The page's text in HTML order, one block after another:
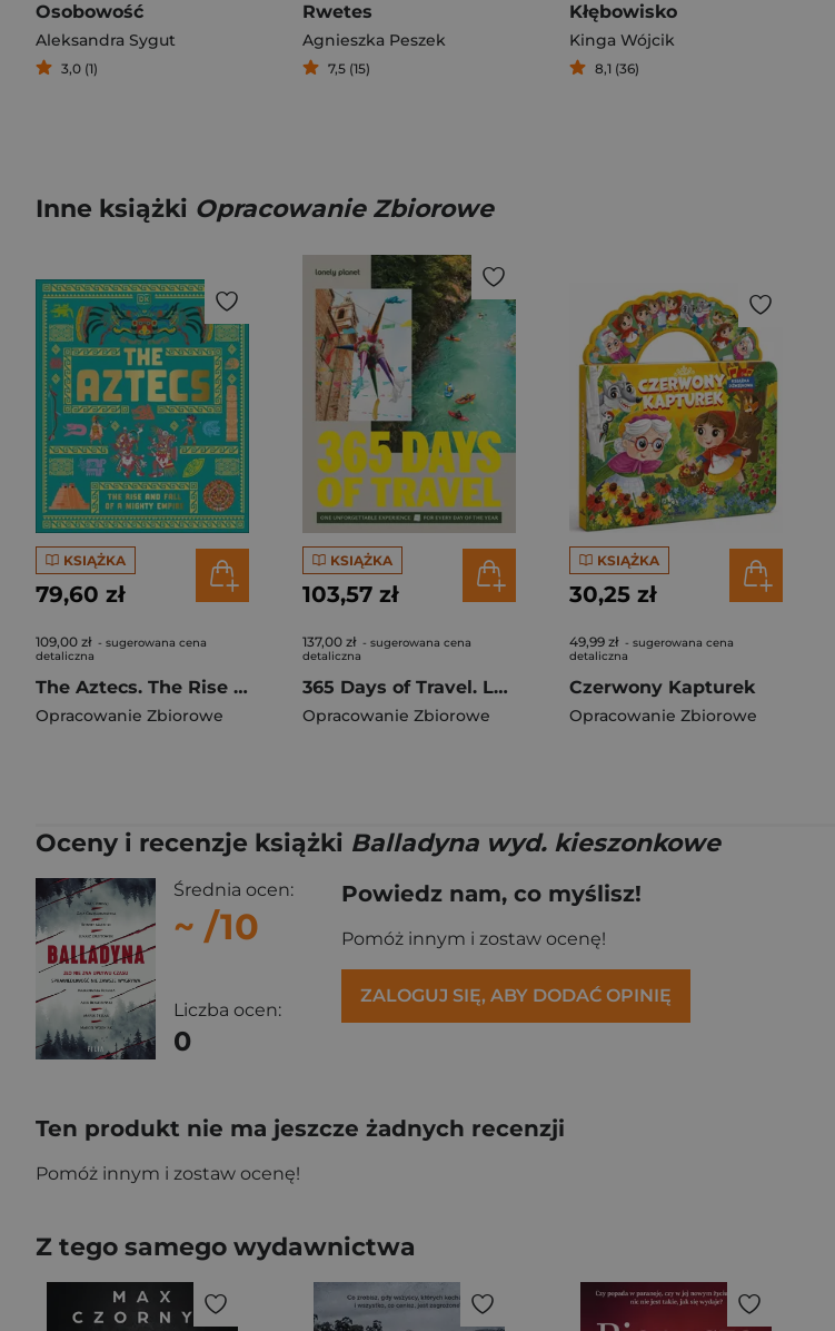
Osobowość
Aleksandra Sygut
3,0 (1)
Rwetes
Agnieszka Peszek
7,5 (15)
Kłębowisko
Kinga Wójcik
8,1 (36)
Inne książki Opracowanie Zbiorowe
KSIĄŻKA
79,60 zł
109,00 zł - sugerowana cena
detaliczna
The Aztecs. The Rise and Fall of a Mighty Empire
Opracowanie Zbiorowe
KSIĄŻKA
103,57 zł
137,00 zł - sugerowana cena
detaliczna
365 Days of Travel. Lonely Planet
Opracowanie Zbiorowe
KSIĄŻKA
30,25 zł
49,99 zł - sugerowana cena
detaliczna
Czerwony Kapturek
Opracowanie Zbiorowe
Oceny i recenzje książki Balladyna wyd. kieszonkowe
Średnia ocen:
~ /10
Liczba ocen:
0
Powiedz nam, co myślisz!
Pomóż innym i zostaw ocenę!
ZALOGUJ SIĘ, ABY DODAĆ OPINIĘ
Ten produkt nie ma jeszcze żadnych recenzji
Pomóż innym i zostaw ocenę!
Z tego samego wydawnictwa